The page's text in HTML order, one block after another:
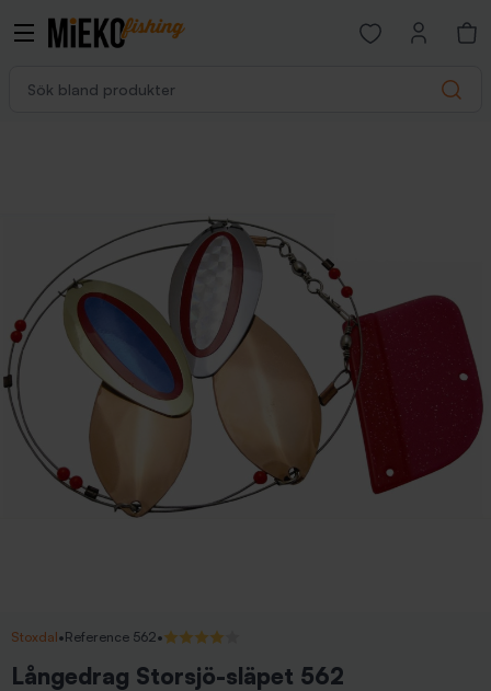
Search
Open favorites
Stoxdal•Reference 562•4/5 (1 recensioner)
Långedrag Storsjö-släpet 562